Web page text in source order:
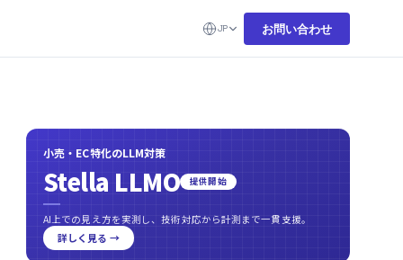
JP お問い合わせ
小売・EC特化のLLM対策
Stella LLMO 提供開始
AI上での見え方を実測し、技術対応から計測まで一貫支援。
詳しく見る →